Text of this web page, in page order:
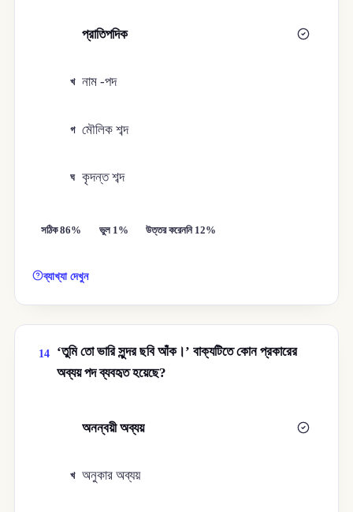
প্রাতিপদিক
খ নাম -পদ
গ মৌলিক শব্দ
ঘ কৃদন্ত শব্দ
সঠিক 86% ভুল 1% উত্তর করেননি 12%
ব্যাখ্যা দেখুন
14
‘তুমি তো ভারি সুন্দর ছবি আঁক।’ বাক্যটিতে কোন প্রকারের
অব্যয় পদ ব্যবহৃত হয়েছে?
অনন্বয়ী অব্যয়
খ অনুকার অব্যয়